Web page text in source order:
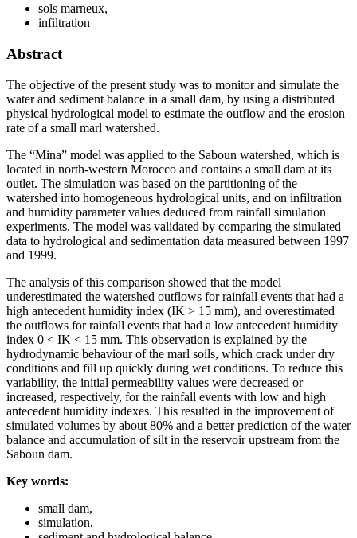
sols marneux,
infiltration
Abstract
The objective of the present study was to monitor and simulate the
water and sediment balance in a small dam, by using a distributed
physical hydrological model to estimate the outflow and the erosion
rate of a small marl watershed.
The “Mina” model was applied to the Saboun watershed, which is
located in north-western Morocco and contains a small dam at its
outlet. The simulation was based on the partitioning of the
watershed into homogeneous hydrological units, and on infiltration
and humidity parameter values deduced from rainfall simulation
experiments. The model was validated by comparing the simulated
data to hydrological and sedimentation data measured between 1997
and 1999.
The analysis of this comparison showed that the model
underestimated the watershed outflows for rainfall events that had a
high antecedent humidity index (IK > 15 mm), and overestimated
the outflows for rainfall events that had a low antecedent humidity
index 0 < IK < 15 mm. This observation is explained by the
hydrodynamic behaviour of the marl soils, which crack under dry
conditions and fill up quickly during wet conditions. To reduce this
variability, the initial permeability values were decreased or
increased, respectively, for the rainfall events with low and high
antecedent humidity indexes. This resulted in the improvement of
simulated volumes by about 80% and a better prediction of the water
balance and accumulation of silt in the reservoir upstream from the
Saboun dam.
Key words:
small dam,
simulation,